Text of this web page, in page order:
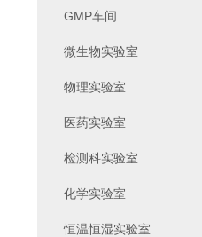
GMP车间
微生物实验室
物理实验室
医药实验室
检测科实验室
化学实验室
恒温恒湿实验室